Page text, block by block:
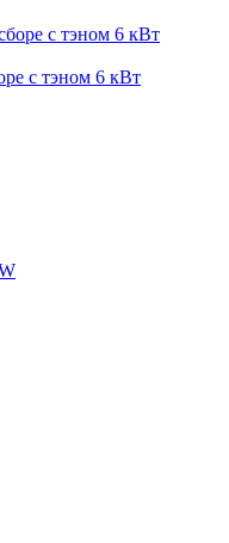
с тэном 6 кВт